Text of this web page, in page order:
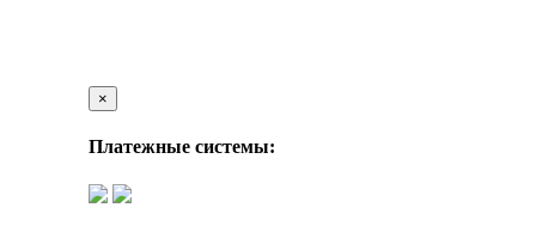
×
Платежные системы: